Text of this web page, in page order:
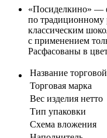
«Посиделкино» —
по традиционному
классическим
с применением
Расфасованы в
Название
Торговая марка
Вес изделия нетто
Тип упаковки
Схема вложения